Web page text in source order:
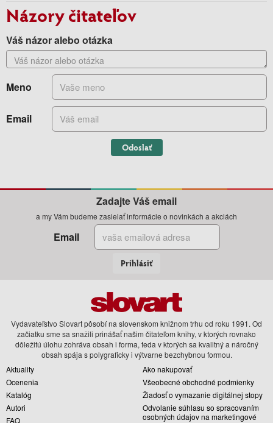
Názory čitateľov
Váš názor alebo otázka
Meno
Email
Odoslať
Zadajte Váš email
a my Vám budeme zasielať informácie o novinkách a akciách
Email
Prihlásiť
Vydavateľstvo Slovart pôsobí na slovenskom knižnom trhu od roku 1991. Od
začiatku sme sa snažili prinášať našim čitateľom knihy, v ktorých rovnako
dôležitú úlohu zohráva obsah i forma, teda v ktorých sa kvalitný a náročný
obsah spája s polygraficky i výtvarne bezchybnou formou.
Aktuality
Ocenenia
Katalóg
Autori
FAQ
Ako nakupovať
Všeobecné obchodné podmienky
Žiadosť o vymazanie digitálnej stopy
Odvolanie súhlasu so spracovaním
osobných údajov na marketingové